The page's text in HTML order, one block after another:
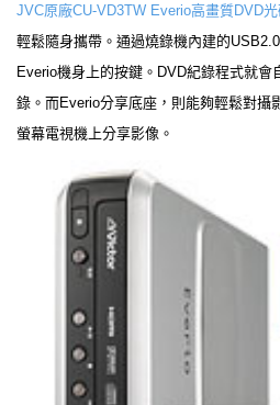
JVC原廠CU-VD3TW Everio高畫質DVD
輕鬆隨身攜帶。通過燒錄機內建的
Everio機身上的按鍵。DVD紀錄程式就會
錄。而Everio分享底座，則能夠輕鬆對攝
螢幕電視機上分享影像。